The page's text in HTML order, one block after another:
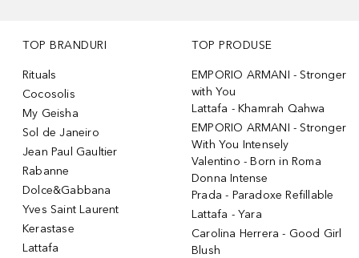
TOP BRANDURI
Rituals
Cocosolis
My Geisha
Sol de Janeiro
Jean Paul Gaultier
Rabanne
Dolce&Gabbana
Yves Saint Laurent
Kerastase
Lattafa
TOP PRODUSE
EMPORIO ARMANI - Stronger
with You
Lattafa - Khamrah Qahwa
EMPORIO ARMANI - Stronger
With You Intensely
Valentino - Born in Roma
Donna Intense
Prada - Paradoxe Refillable
Lattafa - Yara
Carolina Herrera - Good Girl
Blush